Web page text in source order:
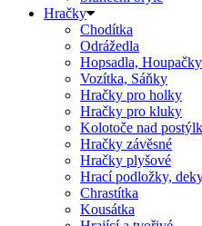
Hračky
Chodítka
Odrážedla
Hopsadla, Houpačky
Vozítka, Sáňky
Hračky pro holky
Hračky pro kluky
Kolotoče nad
Hračky závěsné
Hračky plyšové
Hrací podložky,
Chrastítka
Kousátka